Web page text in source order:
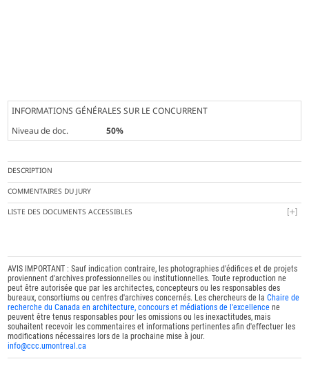
INFORMATIONS GÉNÉRALES SUR LE CONCURRENT
Niveau de doc.
50%
DESCRIPTION
COMMENTAIRES DU JURY
LISTE DES DOCUMENTS ACCESSIBLES
AVIS IMPORTANT : Sauf indication contraire, les photographies d'édifices et de projets
proviennent d'archives professionnelles ou institutionnelles. Toute reproduction ne
peut être autorisée que par les architectes, concepteurs ou les responsables des
bureaux, consortiums ou centres d'archives concernés. Les chercheurs de laChaire de
recherche du Canada en architecture, concours et médiations de l'excellence ne
peuvent être tenus responsables pour les omissions ou les inexactitudes, mais
souhaitent recevoir les commentaires et informations pertinentes afin d'effectuer les
modifications nécessaires lors de la prochaine mise à jour.
info@ccc.umontreal.ca